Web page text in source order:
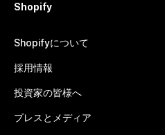
Shopify
Shopifyについて
採用情報
投資家の皆様へ
プレスとメディア